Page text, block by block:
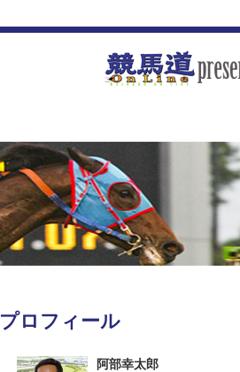
プロフィール
阿部幸太郎